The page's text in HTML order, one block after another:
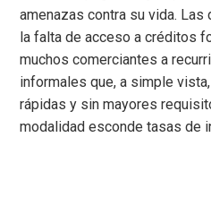
amenazas contra su vida.
la falta de acceso a créditos
muchos comerciantes a
informales que, a simple
rápidas y sin mayores
modalidad esconde tasas de